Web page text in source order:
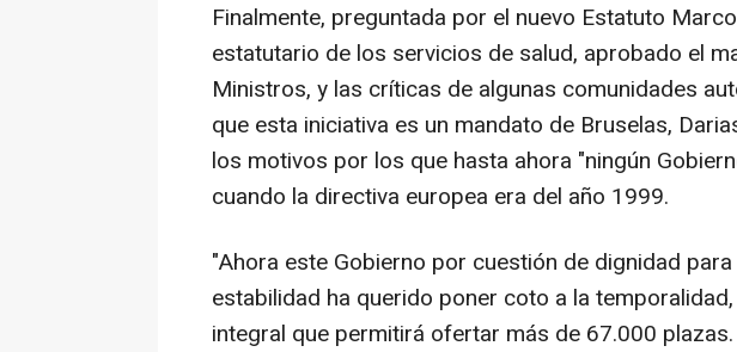
Finalmente, preguntada por el nuevo Estatuto
estatutario de los servicios de salud, aprobado el
Ministros, y las críticas de algunas comunidades
que esta iniciativa es un mandato de Bruselas,
los motivos por los que hasta ahora "ningún
cuando la directiva europea era del año 1999.
"Ahora este Gobierno por cuestión de dignidad
estabilidad ha querido poner coto a la
integral que permitirá ofertar más de 67.000